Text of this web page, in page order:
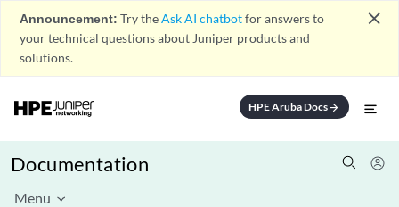
Announcement: Try theAsk AI chatbotfor answers to
your technical questions about Juniper products and
solutions.
close
HPE Aruba Docsarrow_forward
Documentation
Menu